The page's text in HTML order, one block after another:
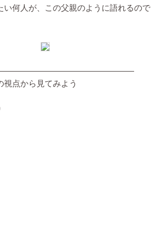
い何人が、この父親のように語れるので
視点から見てみよう